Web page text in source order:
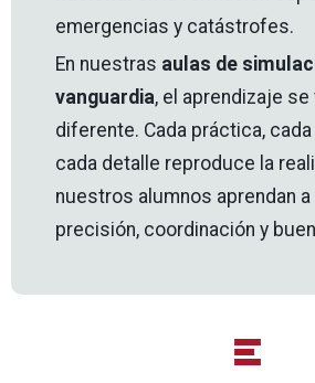
emergencias y catástrofes.
En nuestras aulas de
vanguardia, el aprendizaje
diferente. Cada práctica,
cada detalle reproduce la
nuestros alumnos aprendan
precisión, coordinación y